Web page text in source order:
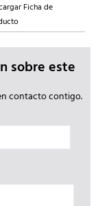
Ficha de
sobre este
contacto contigo.